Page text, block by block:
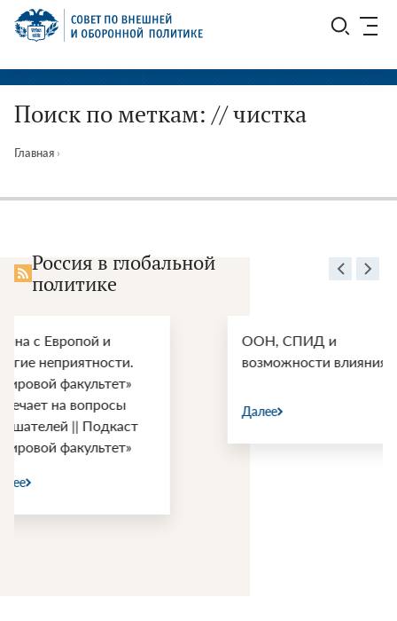
Перейти
СВОП
Поиск по меткам: // чистка
Главная ›
Россия в глобальной
политике
ООН, СПИД и
возможности влияния
Далее